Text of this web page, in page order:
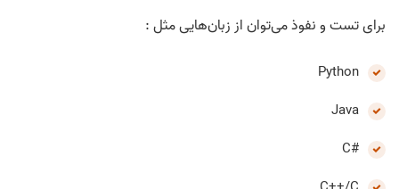
برای تست و نفوذ می‌توان از زبان‌هایی مثل :
Python
Java
#C